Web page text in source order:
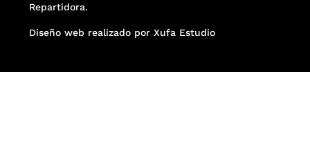
Repartidora.
Diseño web realizado por Xufa Estudio